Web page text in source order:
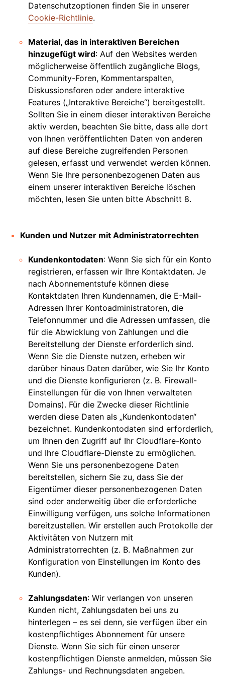
Datenschutzoptionen finden Sie in unserer
Cookie-Richtlinie.
Material, das in interaktiven Bereichen
hinzugefügt wird: Auf den Websites werden
möglicherweise öffentlich zugängliche Blogs,
Community-Foren, Kommentarspalten,
Diskussionsforen oder andere interaktive
Features („Interaktive Bereiche“) bereitgestellt.
Sollten Sie in einem dieser interaktiven Bereiche
aktiv werden, beachten Sie bitte, dass alle dort
von Ihnen veröffentlichten Daten von anderen
auf diese Bereiche zugreifenden Personen
gelesen, erfasst und verwendet werden können.
Wenn Sie Ihre personenbezogenen Daten aus
einem unserer interaktiven Bereiche löschen
möchten, lesen Sie unten bitte Abschnitt 8.
Kunden und Nutzer mit Administratorrechten
Kundenkontodaten: Wenn Sie sich für ein Konto
registrieren, erfassen wir Ihre Kontaktdaten. Je
nach Abonnementstufe können diese
Kontaktdaten Ihren Kundennamen, die E-Mail-
Adressen Ihrer Kontoadministratoren, die
Telefonnummer und die Adressen umfassen, die
für die Abwicklung von Zahlungen und die
Bereitstellung der Dienste erforderlich sind.
Wenn Sie die Dienste nutzen, erheben wir
darüber hinaus Daten darüber, wie Sie Ihr Konto
und die Dienste konfigurieren (z. B. Firewall-
Einstellungen für die von Ihnen verwalteten
Domains). Für die Zwecke dieser Richtlinie
werden diese Daten als „Kundenkontodaten“
bezeichnet. Kundenkontodaten sind erforderlich,
um Ihnen den Zugriff auf Ihr Cloudflare-Konto
und Ihre Cloudflare-Dienste zu ermöglichen.
Wenn Sie uns personenbezogene Daten
bereitstellen, sichern Sie zu, dass Sie der
Eigentümer dieser personenbezogenen Daten
sind oder anderweitig über die erforderliche
Einwilligung verfügen, uns solche Informationen
bereitzustellen. Wir erstellen auch Protokolle der
Aktivitäten von Nutzern mit
Administratorrechten (z. B. Maßnahmen zur
Konfiguration von Einstellungen im Konto des
Kunden).
Zahlungsdaten: Wir verlangen von unseren
Kunden nicht, Zahlungsdaten bei uns zu
hinterlegen – es sei denn, sie verfügen über ein
kostenpflichtiges Abonnement für unsere
Dienste. Wenn Sie sich für einen unserer
kostenpflichtigen Dienste anmelden, müssen Sie
Zahlungs- und Rechnungsdaten angeben.